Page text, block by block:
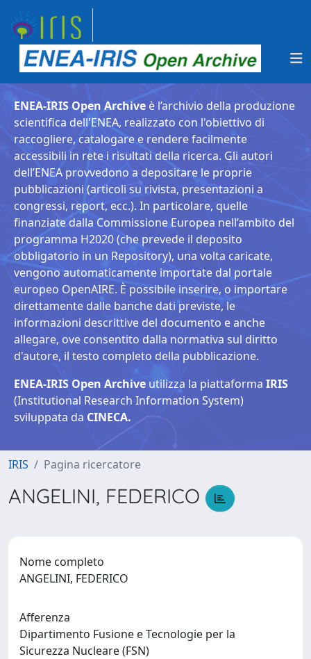
ENEA-IRIS Open Archive è l’archivio della produzione
scientifica dell'ENEA, realizzato con l'obiettivo di
raccogliere, catalogare e rendere facilmente
accessibili in rete i risultati della ricerca. Gli autori
dell’ENEA provvedono a depositare le proprie
pubblicazioni (articoli su rivista, presentazioni a
congressi, report, ecc.). In particolare, quelle
finanziate dalla Commissione Europea nell’ambito del
programma H2020 (che prevede il deposito
obbligatorio in un Repository), una volta caricate,
vengono automaticamente importate dal portale
europeo OpenAIRE. È possibile inserire, o importare
direttamente dalle banche dati previste, le
informazioni descrittive del documento e anche
allegare, ove consentito dalla normativa sul diritto
d'autore, il testo completo della pubblicazione.
ENEA-IRIS Open Archive utilizza la piattaforma IRIS
(Institutional Research Information System)
sviluppata da CINECA.
IRIS Pagina ricercatore
ANGELINI, FEDERICO
Nome completo
ANGELINI, FEDERICO
Afferenza
Dipartimento Fusione e Tecnologie per la
Sicurezza Nucleare (FSN)